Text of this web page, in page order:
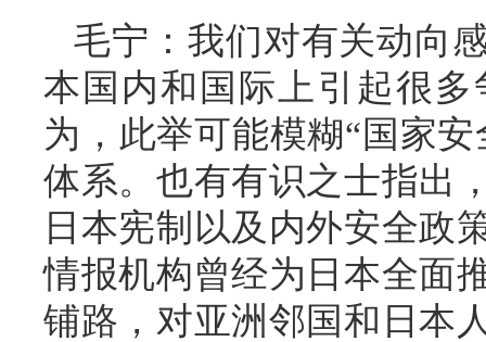
毛宁：我们对有关动向
本国内和国际上引起很
为，此举可能模糊“国家
体系。也有有识之士指出
日本宪制以及内外安全政
情报机构曾经为日本全面
铺路，对亚洲邻国和日本